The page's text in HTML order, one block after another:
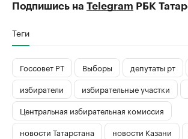
Подпишись на Telegram РБК
Теги
Госсовет РТ Выборы депутаты рт
избиратели
избирательные участки
Центральная избирательная комиссия
новости Татарстана
новости Казани